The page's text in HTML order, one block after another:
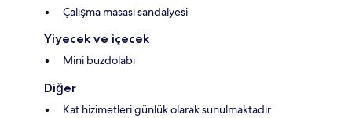
Çalışma masası sandalyesi
Yiyecek ve içecek
Mini buzdolabı
Diğer
Kat hizimetleri günlük olarak sunulmaktadır